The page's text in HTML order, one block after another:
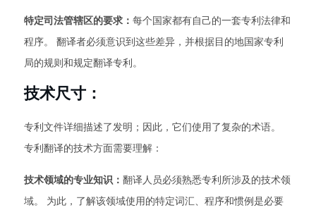
特定司法管辖区的要求： 每个国家都有自己的一套专利法律和
程序。 翻译者必须意识到这些差异，并根据目的地国家专利
局的规则和规定翻译专利。
技术尺寸：
专利文件详细描述了发明；因此，它们使用了复杂的术语。
专利翻译的技术方面需要理解：
技术领域的专业知识： 翻译人员必须熟悉专利所涉及的技术领
域。 为此，了解该领域使用的特定词汇、程序和惯例是必要